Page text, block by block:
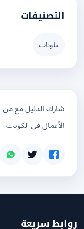
التصنيفات
حلويات
شارك الدليل مع من
الأعمال في الكويت
سريعة